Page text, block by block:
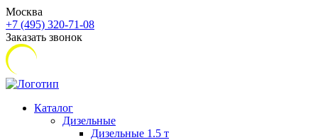
Москва
+7 (495) 320-71-08
Заказать звонок
Каталог
Дизельные
Дизельные 1.5 т